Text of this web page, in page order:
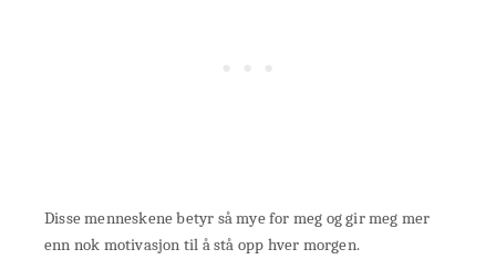
Disse menneskene betyr så mye for meg og gir meg mer
enn nok motivasjon til å stå opp hver morgen.